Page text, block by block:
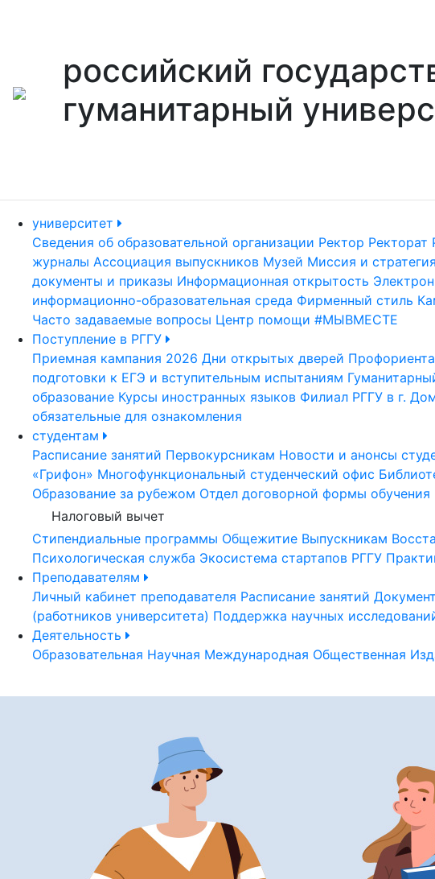
российский
гуманитарный
университет
Сведения об образовательной организации Ректор Ректорат
журналы Ассоциация выпускников Музей Миссия и
документы и приказы Информационная открытость
информационно-образовательная среда Фирменный стиль
Часто задаваемые вопросы Центр помощи #МЫВМЕСТЕ
Поступление в РГГУ
Приемная кампания 2026 Дни открытых дверей
подготовки к ЕГЭ и вступительным испытаниям
образование Курсы иностранных языков Филиал РГГУ в г.
обязательные для ознакомления
студентам
Расписание занятий Первокурсникам Новости и анонсы
«Грифон» Многофункциональный студенческий офис
Образование за рубежом Отдел договорной формы обучения
Налоговый вычет
Стипендиальные программы Общежитие Выпускникам
Психологическая служба Экосистема стартапов РГГУ
Преподавателям
Личный кабинет преподавателя Расписание занятий
(работников университета) Поддержка научных
Деятельность
Образовательная Научная Международная Общественная